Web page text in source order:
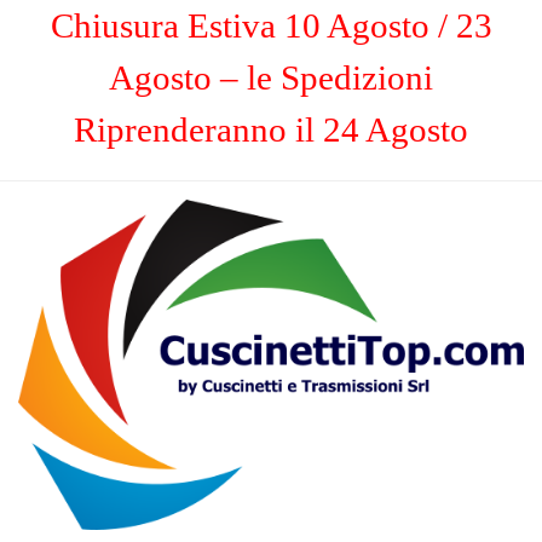
Chiusura Estiva 10 Agosto / 23
Agosto – le Spedizioni
Riprenderanno il 24 Agosto